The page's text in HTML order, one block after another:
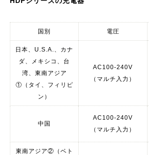
国別 電圧
日本、U.S.A.、カナ
ダ、メキシコ、台
湾、東南アジア
①（タイ、フィリピ
ン）
AC100-240V
（マルチ入力）
中国
AC100-240V
（マルチ入力）
東南アジア②（ベト